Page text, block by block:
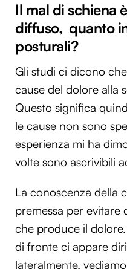
Il mal di schiena
diffuso, quanto
posturali?
Gli studi ci dicono
cause del dolore alla
Questo significa
le cause non sono
esperienza mi ha
volte sono ascrivibili
La conoscenza della
premessa per evitare
che produce il
di fronte ci appare
lateralmente,